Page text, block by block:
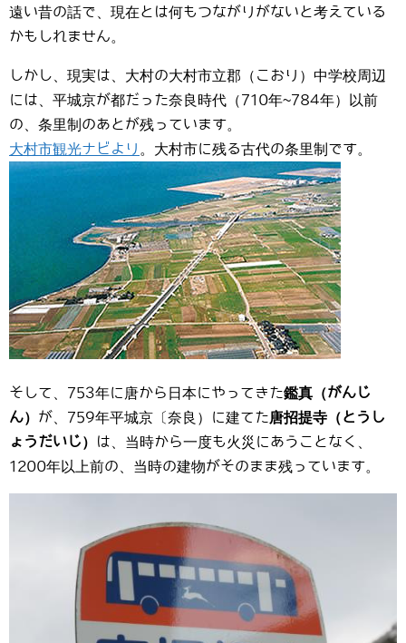
遠い昔の話で、現在とは何もつながりがないと考えている
かもしれません。
しかし、現実は、大村の大村市立郡（こおり）中学校周辺
には、平城京が都だった奈良時代（710年~784年）以前
の、条里制のあとが残っています。
大村市観光ナビより 。大村市に残る古代の条里制です。
そして、753年に唐から日本にやってきた鑑真（がんじ
ん） が、759年平城京〔奈良）に建てた唐招提寺（とうし
ょうだいじ）
は、当時から一度も火災にあうことなく、
1200年以上前の、当時の建物がそのまま残っています。